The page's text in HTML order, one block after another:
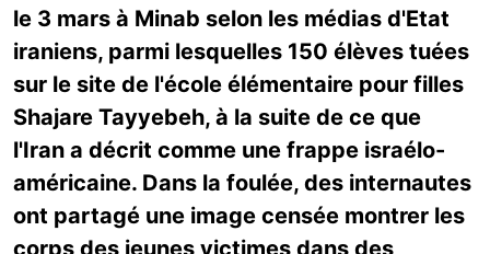
le 3 mars à Minab selon les médias d'Etat
iraniens, parmi lesquelles 150 élèves tuées
sur le site de l'école élémentaire pour filles
Shajare Tayyebeh, à la suite de ce que
l'Iran a décrit comme une frappe israélo-
américaine. Dans la foulée, des internautes
ont partagé une image censée montrer les
corps des jeunes victimes dans des